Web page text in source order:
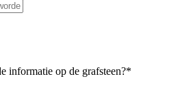
informatie op de grafsteen?*